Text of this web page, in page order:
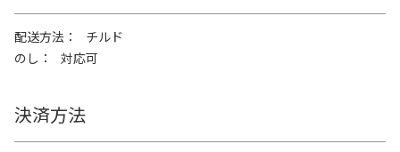
配送方法
チルド
のし
対応可
決済方法